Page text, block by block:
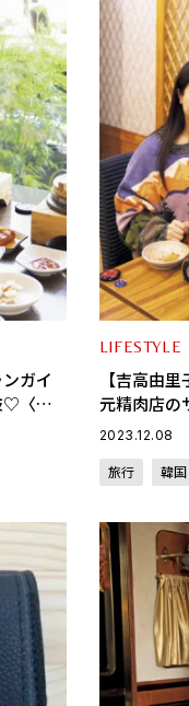
ガイ
♡〈グ
LIFESTYLE
【吉高由
元精肉店の
vol.1〉
2023.12.08
旅行 韓国